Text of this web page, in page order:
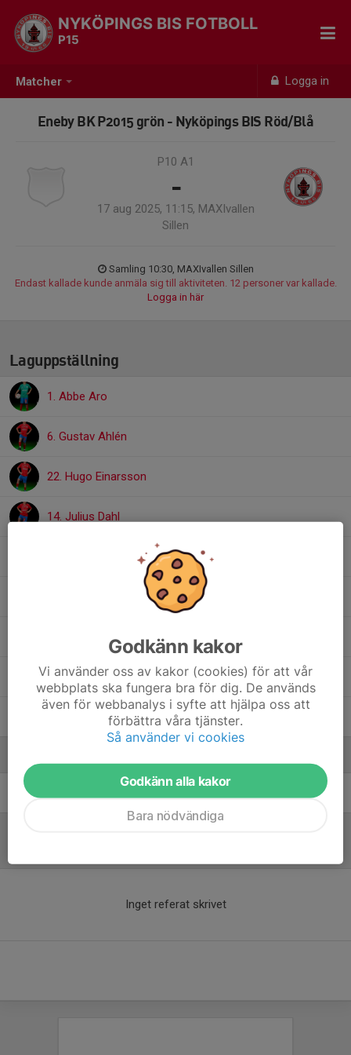
Matcher Logga in
NYKÖPINGS BIS FOTBOLL
P15
Eneby BK P2015 grön - Nyköpings BIS Röd/Blå
P10 A1
-
17 aug 2025, 11:15, MAXIvallen
Sillen
Samling 10:30, MAXIvallen Sillen
Endast kallade kunde anmäla sig till aktiviteten. 12 personer var kallade.
Logga in här
Laguppställning
1. Abbe Aro
6. Gustav Ahlén
22. Hugo Einarsson
14. Julius Dahl
25. Leon Billnert Christiansson
10. Liam Borgström
17. Mateo Åkerbäck
7. Olle Bohman
23. Wilgot Tallberg
Inget referat skrivet
Godkänn kakor
Vi använder oss av kakor (cookies) för att vår
webbplats ska fungera bra för dig. De används
även för webbanalys i syfte att hjälpa oss att
förbättra våra tjänster.
Så använder vi cookies
Godkänn alla kakor
Bara nödvändiga